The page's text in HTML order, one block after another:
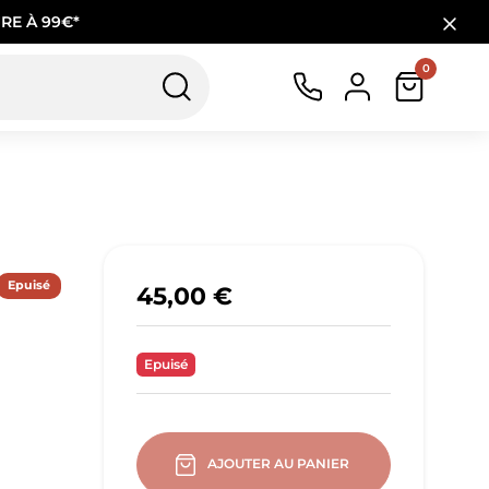
À 99€*
0
Epuisé 45,00 €
Epuisé
AJOUTER AU PANIER